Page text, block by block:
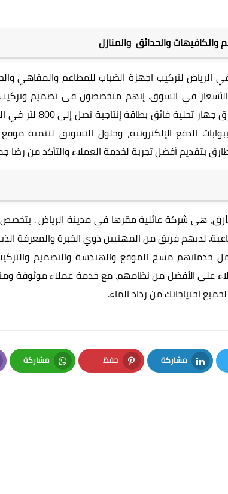
والحدائق والمنازل
لتركيب اجهزة الضباب للمطاعم والمقاهي
في السوق. إنهم متخصصون في تصميم
جهاز تحلية
الدفع الإلكترونية، وحلول التسويق لتنمية
بتقديم أفضل تجربة لخدمة العملاء والتأكد من رضا
، هي شركة عائلية مقرها في مدينة الرياض .
لديهم فريق من المهنيين ذوي الخبرة والمعرفة
خدماتهم مسح الموقع والهندسة والتصميم والتركيب
على الأفضل من نظامهم. مع خدمة عملاء موثوقة
احتياجاتك من رذاذ الماء.
مشاركة
LinkedIn
حفظ
Pinterest
مشاركة
Whatsapp